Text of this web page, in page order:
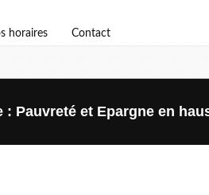
horaires Contact
Pauvreté et Epargne en